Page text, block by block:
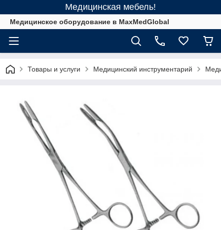
Медицинская мебель!
Медицинское оборудование в MaxMedGlobal
Товары и услуги Медицинский инструментарий